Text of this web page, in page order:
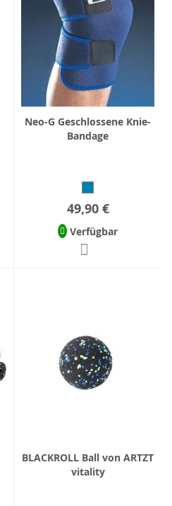
Neo-G Geschlossene Knie-
Bandage
49,90 €
Verfügbar
BLACKROLL Ball von ARTZT
vitality